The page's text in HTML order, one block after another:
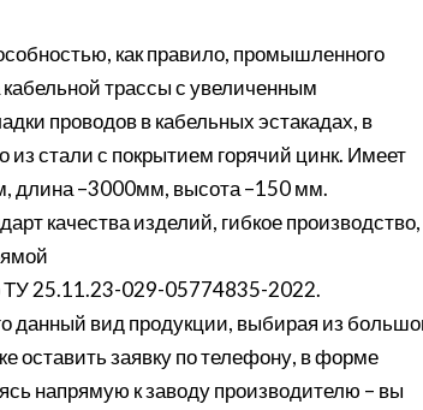
как правило, промышленного
трассы с увеличенным
проводов в кабельных эстакадах, в
из стали с покрытием горячий цинк. Имеет
длина –3000мм, высота –150 мм.
качества изделий, гибкое производство,
ТУ 25.11.23-029-05774835-2022.
данный вид продукции, выбирая из
оставить заявку по телефону, в форме
напрямую к заводу производителю – вы